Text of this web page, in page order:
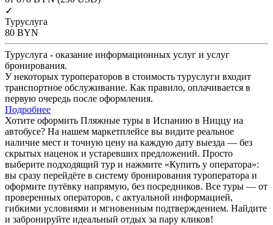
✓
Туруслуга
80 BYN
Туруслуга - оказание информационных услуг и услуг
бронирования.
У некоторых туроператоров в стоимость туруслуги входит
транспортное обслуживание. Как правило, оплачивается в
первую очередь после оформления.
Подробнее
Хотите оформить Пляжные туры в Испанию в Ниццу на
автобусе? На нашем маркетплейсе вы видите реальное
наличие мест и точную цену на каждую дату выезда — без
скрытых наценок и устаревших предложений. Просто
выберите подходящий тур и нажмите «Купить у оператора»:
вы сразу перейдёте в систему бронирования туроператора и
оформите путёвку напрямую, без посредников. Все туры — от
проверенных операторов, с актуальной информацией,
гибкими условиями и мгновенным подтверждением. Найдите
и забронируйте идеальный отдых за пару кликов!